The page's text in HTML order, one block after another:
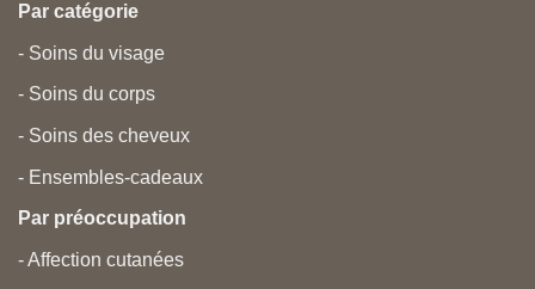
Par catégorie
- Soins du visage
- Soins du corps
- Soins des cheveux
- Ensembles-cadeaux
Par préoccupation
- Affection cutanées